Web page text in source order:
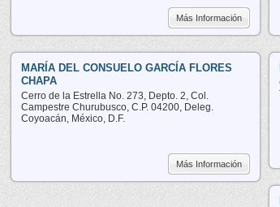
Más Información
MARÍA DEL CONSUELO GARCÍA FLORES
CHAPA
Cerro de la Estrella No. 273, Depto. 2, Col.
Campestre Churubusco, C.P. 04200, Deleg.
Coyoacán, México, D.F.
Más Información